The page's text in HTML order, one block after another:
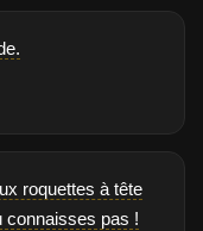
roquettes à tête
connaisses pas !